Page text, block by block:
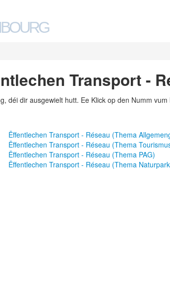
Transport -
déi dir ausgewielt hutt. Ee Klick op den Numm
Ëffentlechen Transport - Réseau (Thema
Ëffentlechen Transport - Réseau (Thema
Ëffentlechen Transport - Réseau (Thema PAG)
Ëffentlechen Transport - Réseau (Thema